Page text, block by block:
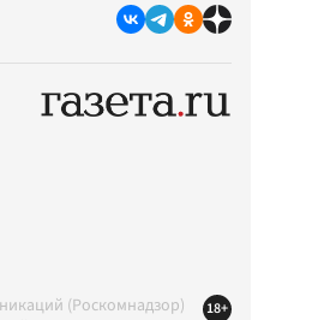
(Роскомнадзор)
18+